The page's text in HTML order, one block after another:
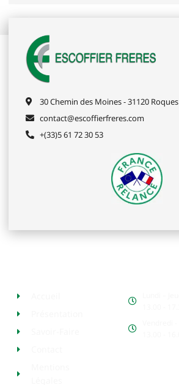
30 Chemin des Moines - 31120 Roques
contact@escoffierfreres.com
+(33)5 61 72 30 53